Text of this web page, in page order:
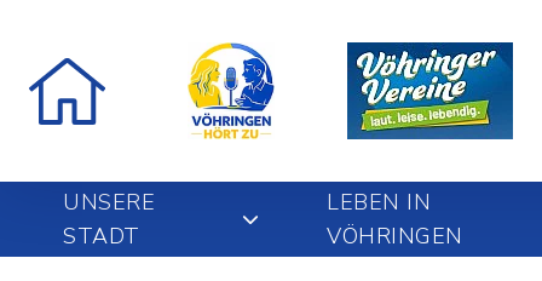
UNSERE
STADT
LEBEN IN
VÖHRINGEN